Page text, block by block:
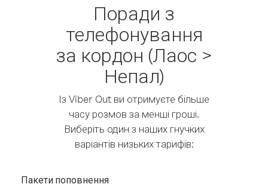
Поради з
телефонування
за кордон (Лаос >
Непал)
Із Viber Out ви отримуєте більше
часу розмов за менші гроші.
Виберіть один з наших гнучких
варіантів низьких тарифів:
Пакети поповнення